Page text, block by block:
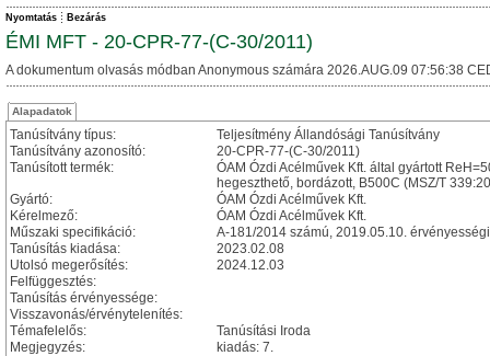
Nyomtatás Bezárás
ÉMI MFT - 20-CPR-77-(C-30/2011)
A dokumentum olvasás módban Anonymous számára 2026.AUG.09 07:56:38
Alapadatok
Tanúsítvány típus:
Teljesítmény Állandósági Tanúsítvány
Tanúsítvány azonosító:
20-CPR-77-(C-30/2011)
Tanúsított termék:
ÓAM Ózdi Acélművek Kft. által gyártott
hegeszthető, bordázott, B500C (MSZ/T
Gyártó:
ÓAM Ózdi Acélművek Kft.
Kérelmező:
ÓAM Ózdi Acélművek Kft.
Műszaki specifikáció:
A-181/2014 számú, 2019.05.10.
Tanúsítás kiadása:
2023.02.08
Utolsó megerősítés:
2024.12.03
Felfüggesztés:
Tanúsítás érvényessége:
Visszavonás/érvénytelenítés:
Témafelelős:
Tanúsítási Iroda
Megjegyzés:
kiadás: 7.